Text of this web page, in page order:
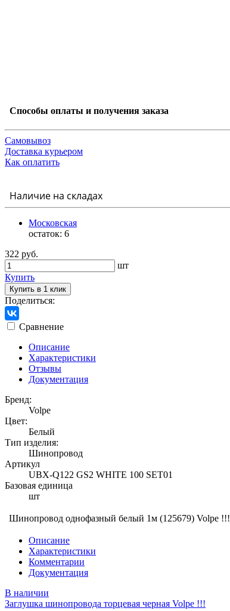
Способы оплаты и получения заказа
Самовывоз
Доставка курьером
Как оплатить
Наличие на складах
Московская
остаток: 6
322 руб.
шт
Купить
Купить в 1 клик
Поделиться:
Сравнение
Описание
Характеристики
Отзывы
Документация
Бренд:
Volpe
Цвет:
Белый
Тип изделия:
Шинопровод
Артикул
UBX-Q122 GS2 WHITE 100 SET01
Базовая единица
шт
Шинопровод однофазный белый 1м (125679) Volpe !!!
Описание
Характеристики
Комментарии
Документация
В наличии
Заглушка шинопровода торцевая черная Volpe !!!